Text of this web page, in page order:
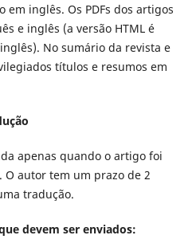
em inglês. Os PDFs dos artigos
e inglês (a versão HTML é
No sumário da revista e
tí­tulos e resumos em
apenas quando o artigo foi
autor tem um prazo de 2
tradução.
devem ser enviados: